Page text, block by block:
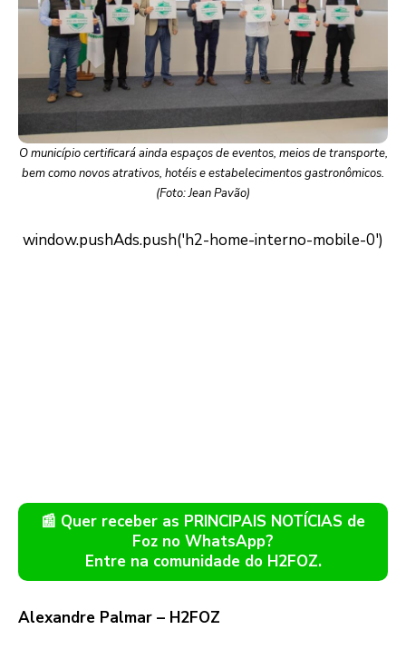
O município certificará ainda espaços de eventos, meios de transporte,
bem como novos atrativos, hotéis e estabelecimentos gastronômicos.
(Foto: Jean Pavão)
📰 Quer receber as PRINCIPAIS NOTÍCIAS de
Foz no WhatsApp?
Entre na comunidade do H2FOZ.
Alexandre Palmar – H2FOZ